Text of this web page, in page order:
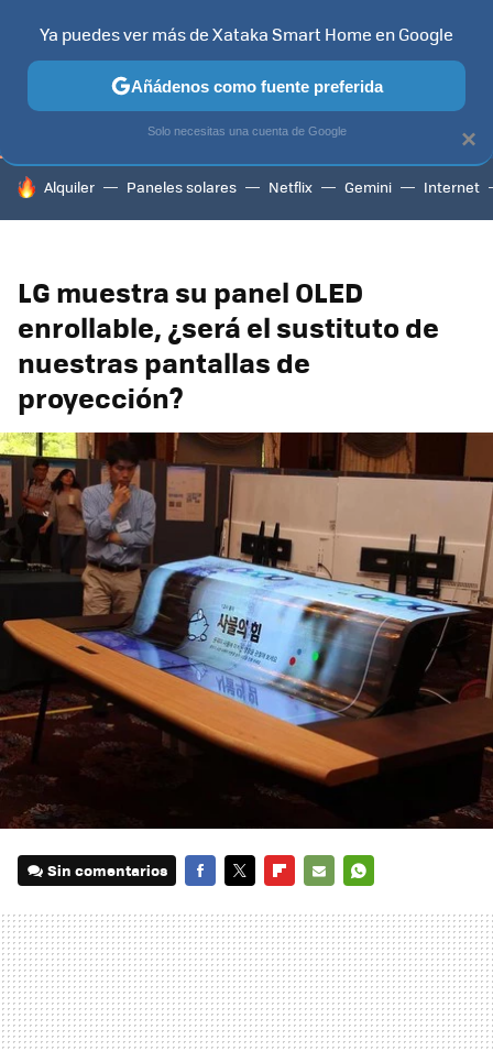
TELEVISORES CONTENIDOS SMART TV SELECCIÓN
HOY SE HABLA DE
Alquiler Paneles solares Netflix Gemini Internet
LG muestra su panel OLED
enrollable, ¿será el sustituto de
nuestras pantallas de
proyección?
Sin comentarios
MAIL
×
Ya puedes ver más de Xataka Smart Home en Google
Añádenos como fuente preferida
Solo necesitas una cuenta de Google